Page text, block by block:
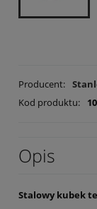
Producent:
Kod produktu:
Opis
Stalowy kubek